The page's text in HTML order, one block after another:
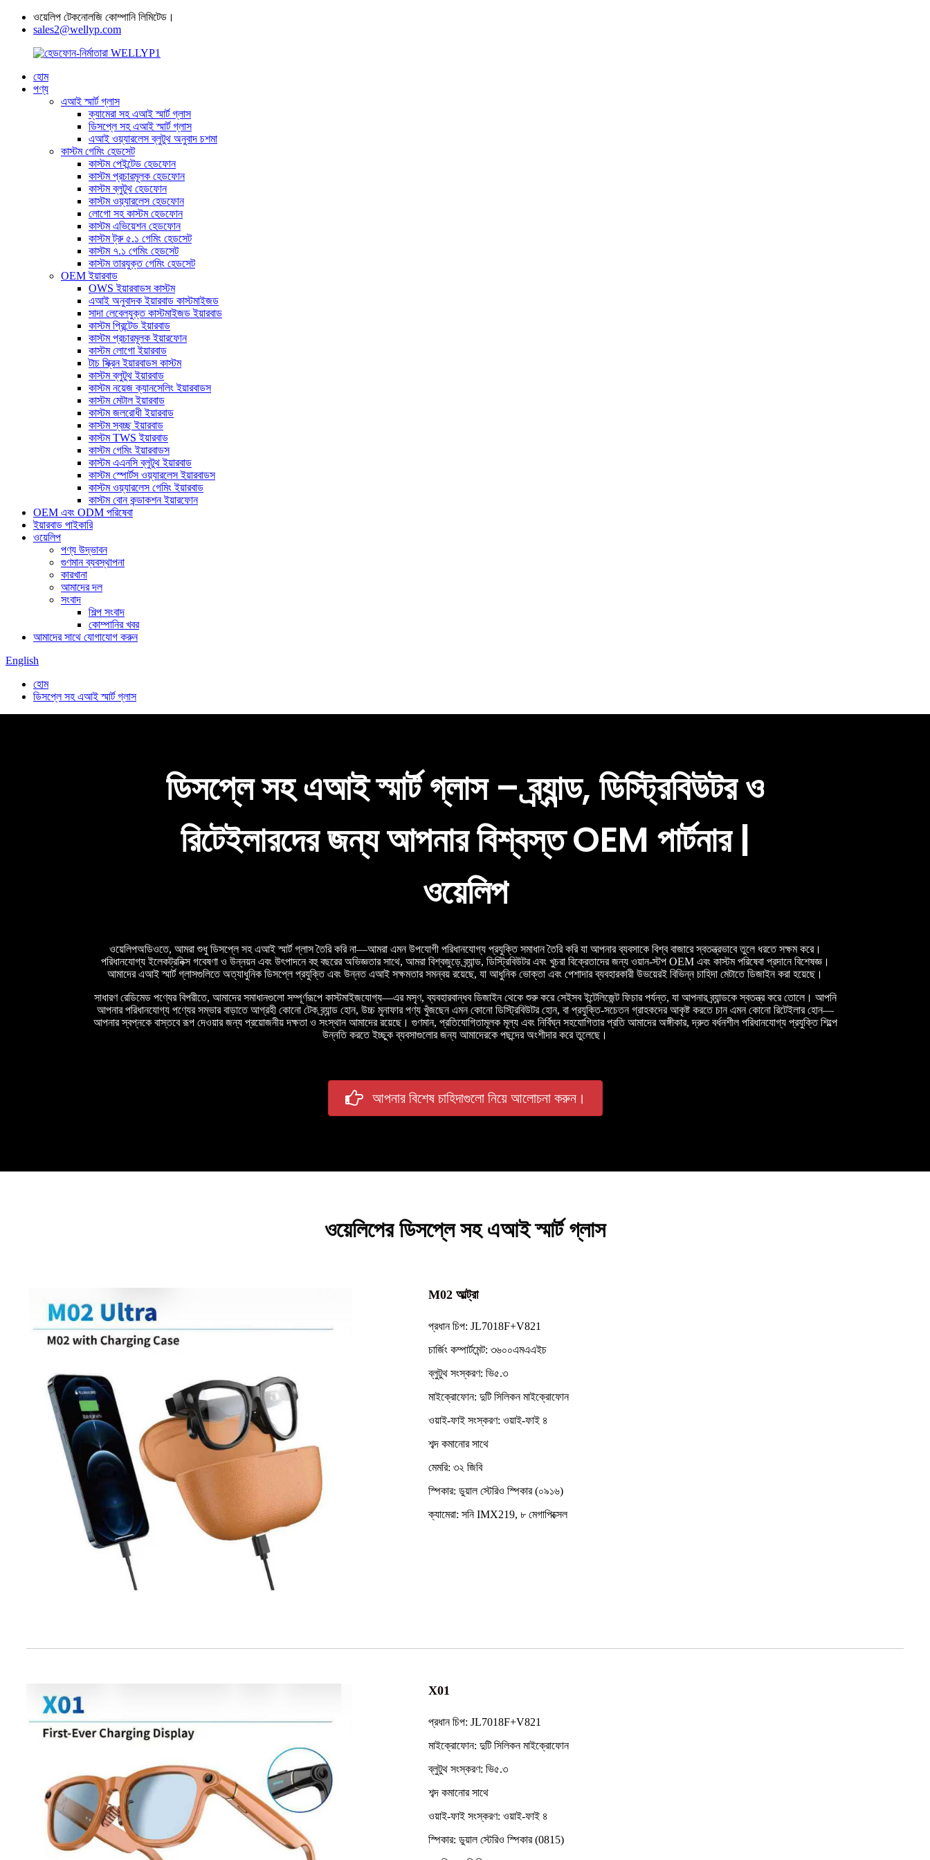
ওয়েলিপ টেকনোলজি কোম্পানি লিমিটেড।
sales2@wellyp.com
হোম
পণ্য
এআই স্মার্ট গ্লাস
ক্যামেরা সহ এআই স্মার্ট গ্লাস
ডিসপ্লে সহ এআই স্মার্ট গ্লাস
এআই ওয়্যারলেস ব্লুটুথ অনুবাদ চশমা
কাস্টম গেমিং হেডসেট
কাস্টম পেইন্টেড হেডফোন
কাস্টম প্রচারমূলক হেডফোন
কাস্টম ব্লুটুথ হেডফোন
কাস্টম ওয়্যারলেস হেডফোন
লোগো সহ কাস্টম হেডফোন
কাস্টম এভিয়েশন হেডফোন
কাস্টম ট্রু ৫.১ গেমিং হেডসেট
কাস্টম ৭.১ গেমিং হেডসেট
কাস্টম তারযুক্ত গেমিং হেডসেট
OEM ইয়ারবাড
OWS ইয়ারবাডস কাস্টম
এআই অনুবাদক ইয়ারবাড কাস্টমাইজড
সাদা লেবেলযুক্ত কাস্টমাইজড ইয়ারবাড
কাস্টম প্রিন্টেড ইয়ারবাড
কাস্টম প্রচারমূলক ইয়ারফোন
কাস্টম লোগো ইয়ারবাড
টাচ স্ক্রিন ইয়ারবাডস কাস্টম
কাস্টম ব্লুটুথ ইয়ারবাড
কাস্টম নয়েজ ক্যানসেলিং ইয়ারবাডস
কাস্টম মেটাল ইয়ারবাড
কাস্টম জলরোধী ইয়ারবাড
কাস্টম স্বচ্ছ ইয়ারবাড
কাস্টম TWS ইয়ারবাড
কাস্টম গেমিং ইয়ারবাডস
কাস্টম এএনসি ব্লুটুথ ইয়ারবাড
কাস্টম স্পোর্টস ওয়্যারলেস ইয়ারবাডস
কাস্টম ওয়্যারলেস গেমিং ইয়ারবাড
কাস্টম বোন কন্ডাকশন ইয়ারফোন
OEM এবং ODM পরিষেবা
ইয়ারবাড পাইকারি
ওয়েলিপ
পণ্য উদ্ভাবন
গুণমান ব্যবস্থাপনা
কারখানা
আমাদের দল
সংবাদ
শিল্প সংবাদ
কোম্পানির খবর
আমাদের সাথে যোগাযোগ করুন
English
হোম
ডিসপ্লে সহ এআই স্মার্ট গ্লাস
ডিসপ্লে সহ এআই স্মার্ট গ্লাস – ব্র্যান্ড, ডিস্ট্রিবিউটর ও
রিটেইলারদের জন্য আপনার বিশ্বস্ত OEM পার্টনার |
ওয়েলিপ
ওয়েলিপঅডিওতে, আমরা শুধু ডিসপ্লে সহ এআই স্মার্ট গ্লাস তৈরি করি না—আমরা এমন উপযোগী পরিধানযোগ্য প্রযুক্তি সমাধান তৈরি করি যা আপনার ব্যবসাকে বিশ্ব বাজারে স্বতন্ত্রভাবে তুলে ধরতে সক্ষম করে।
পরিধানযোগ্য ইলেকট্রনিক্স গবেষণা ও উন্নয়ন এবং উৎপাদনে বহু বছরের অভিজ্ঞতার সাথে, আমরা বিশ্বজুড়ে ব্র্যান্ড, ডিস্ট্রিবিউটর এবং খুচরা বিক্রেতাদের জন্য ওয়ান-স্টপ OEM এবং কাস্টম পরিষেবা প্রদানে বিশেষজ্ঞ।
আমাদের এআই স্মার্ট গ্লাসগুলিতে অত্যাধুনিক ডিসপ্লে প্রযুক্তি এবং উন্নত এআই সক্ষমতার সমন্বয় রয়েছে, যা আধুনিক ভোক্তা এবং পেশাদার ব্যবহারকারী উভয়েরই বিভিন্ন চাহিদা মেটাতে ডিজাইন করা হয়েছে।
সাধারণ রেডিমেড পণ্যের বিপরীতে, আমাদের সমাধানগুলো সম্পূর্ণরূপে কাস্টমাইজযোগ্য—এর মসৃণ, ব্যবহারবান্ধব ডিজাইন থেকে শুরু করে সেইসব ইন্টেলিজেন্ট ফিচার পর্যন্ত, যা আপনার ব্র্যান্ডকে স্বতন্ত্র করে তোলে। আপনি
আপনার পরিধানযোগ্য পণ্যের সম্ভার বাড়াতে আগ্রহী কোনো টেক ব্র্যান্ড হোন, উচ্চ মুনাফার পণ্য খুঁজছেন এমন কোনো ডিস্ট্রিবিউটর হোন, বা প্রযুক্তি-সচেতন গ্রাহকদের আকৃষ্ট করতে চান এমন কোনো রিটেইলার হোন—
আপনার স্বপ্নকে বাস্তবে রূপ দেওয়ার জন্য প্রয়োজনীয় দক্ষতা ও সংস্থান আমাদের রয়েছে। গুণমান, প্রতিযোগিতামূলক মূল্য এবং নির্বিঘ্ন সহযোগিতার প্রতি আমাদের অঙ্গীকার, দ্রুত বর্ধনশীল পরিধানযোগ্য প্রযুক্তি শিল্পে
উন্নতি করতে ইচ্ছুক ব্যবসাগুলোর জন্য আমাদেরকে পছন্দের অংশীদার করে তুলেছে।
আপনার বিশেষ চাহিদাগুলো নিয়ে আলোচনা করুন।
ওয়েলিপের ডিসপ্লে সহ এআই স্মার্ট গ্লাস
M02 আল্ট্রা
প্রধান চিপ: JL7018F+V821
চার্জিং কম্পার্টমেন্ট: ৩৬০০এমএএইচ
ব্লুটুথ সংস্করণ: ভি৫.৩
মাইক্রোফোন: দুটি সিলিকন মাইক্রোফোন
ওয়াই-ফাই সংস্করণ: ওয়াই-ফাই ৪
শব্দ কমানোর সাথে
মেমরি: ৩২ জিবি
স্পিকার: ডুয়াল স্টেরিও স্পিকার (০৯১৬)
ক্যামেরা: সনি IMX219, ৮ মেগাপিক্সেল
X01
প্রধান চিপ: JL7018F+V821
মাইক্রোফোন: দুটি সিলিকন মাইক্রোফোন
ব্লুটুথ সংস্করণ: ভি৫.৩
শব্দ কমানোর সাথে
ওয়াই-ফাই সংস্করণ: ওয়াই-ফাই ৪
স্পিকার: ডুয়াল স্টেরিও স্পিকার (0815)